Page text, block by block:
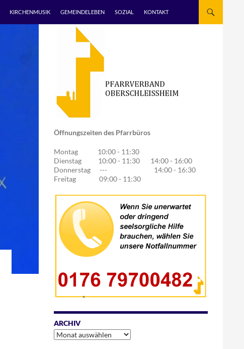
KIRCHENMUSIK GEMEINDELEBEN SOZIAL KONTAKT
Öffnungszeiten des Pfarrbüros
Montag 10:00 - 11:30
Dienstag 10:00 - 11:30 14:00 - 16:00
Donnerstag --- 14:00 - 16:30
Freitag 09:00 - 11:30
ARCHIV
Archiv